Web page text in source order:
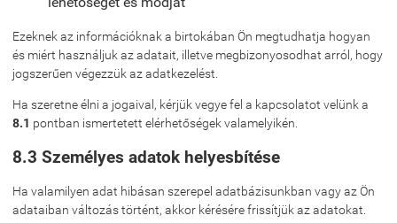
Ezeknek az információknak a birtokában Ön megtudhatja hogyan
és miért használjuk az adatait, illetve megbizonyosodhat arról, hogy
jogszerűen végezzük az adatkezelést.
Ha szeretne élni a jogaival, kérjük vegye fel a kapcsolatot velünk a
8.1 pontban ismertetett elérhetőségek valamelyikén.
8.3 Személyes adatok helyesbítése
Ha valamilyen adat hibásan szerepel adatbázisunkban vagy az Ön
adataiban változás történt, akkor kérésére frissítjük az adatokat.